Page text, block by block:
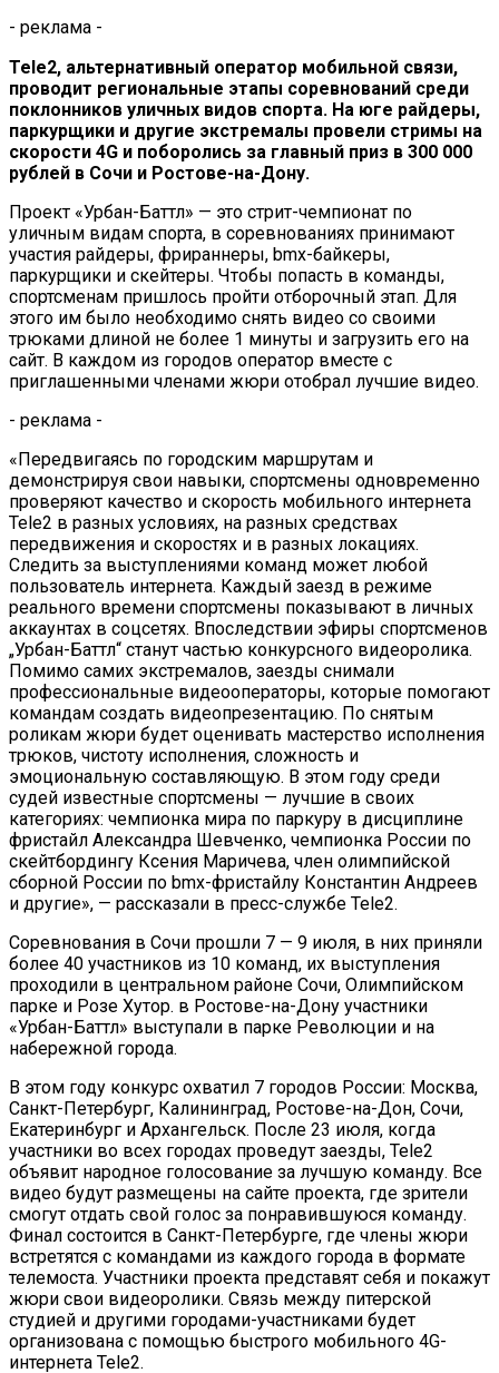
- реклама -
Tele2, альтернативный оператор мобильной связи,
проводит региональные этапы соревнований среди
поклонников уличных видов спорта. На юге райдеры,
паркурщики и другие экстремалы провели стримы на
скорости 4G и поборолись за главный приз в 300 000
рублей в Сочи и Ростове-на-Дону.
Проект «Урбан-Баттл» — это стрит-чемпионат по
уличным видам спорта, в соревнованиях принимают
участия райдеры, фрираннеры, bmx-байкеры,
паркурщики и скейтеры. Чтобы попасть в команды,
спортсменам пришлось пройти отборочный этап. Для
этого им было необходимо снять видео со своими
трюками длиной не более 1 минуты и загрузить его на
сайт. В каждом из городов оператор вместе с
приглашенными членами жюри отобрал лучшие видео.
- реклама -
«Передвигаясь по городским маршрутам и
демонстрируя свои навыки, спортсмены одновременно
проверяют качество и скорость мобильного интернета
Tele2 в разных условиях, на разных средствах
передвижения и скоростях и в разных локациях.
Следить за выступлениями команд может любой
пользователь интернета. Каждый заезд в режиме
реального времени спортсмены показывают в личных
аккаунтах в соцсетях. Впоследствии эфиры спортсменов
„Урбан-Баттл“ станут частью конкурсного видеоролика.
Помимо самих экстремалов, заезды снимали
профессиональные видеооператоры, которые помогают
командам создать видеопрезентацию. По снятым
роликам жюри будет оценивать мастерство исполнения
трюков, чистоту исполнения, сложность и
эмоциональную составляющую. В этом году среди
судей известные спортсмены — лучшие в своих
категориях: чемпионка мира по паркуру в дисциплине
фристайл Александра Шевченко, чемпионка России по
скейтбордингу Ксения Маричева, член олимпийской
сборной России по bmx-фристайлу Константин Андреев
и другие», — рассказали в пресс-службе Tele2.
Соревнования в Сочи прошли 7 — 9 июля, в них приняли
более 40 участников из 10 команд, их выступления
проходили в центральном районе Сочи, Олимпийском
парке и Розе Хутор. в Ростове-на-Дону участники
«Урбан-Баттл» выступали в парке Революции и на
набережной города.
В этом году конкурс охватил 7 городов России: Москва,
Санкт-Петербург, Калининград, Ростове-на-Дон, Сочи,
Екатеринбург и Архангельск. После 23 июля, когда
участники во всех городах проведут заезды, Tele2
объявит народное голосование за лучшую команду. Все
видео будут размещены на сайте проекта, где зрители
смогут отдать свой голос за понравившуюся команду.
Финал состоится в Санкт-Петербурге, где члены жюри
встретятся с командами из каждого города в формате
телемоста. Участники проекта представят себя и покажут
жюри свои видеоролики. Связь между питерской
студией и другими городами-участниками будет
организована с помощью быстрого мобильного 4G-
интернета Tele2.